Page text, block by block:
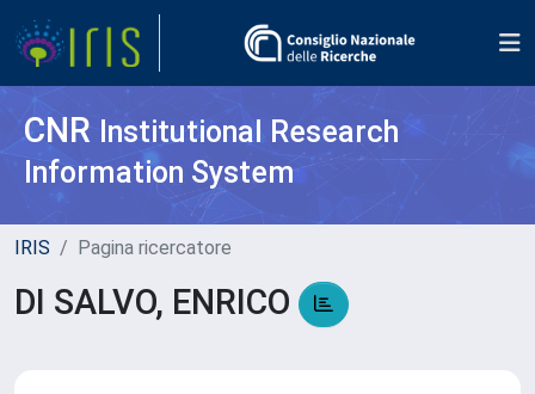
CNR Institutional Research
Information System
IRIS Pagina ricercatore
DI SALVO, ENRICO